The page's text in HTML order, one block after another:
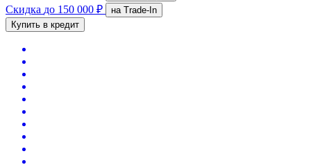
Скидка до 150 000 ₽
на Trade-In
Купить в кредит